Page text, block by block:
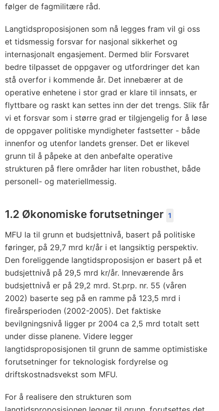
følger de fagmilitære råd.
Langtidsproposisjonen som nå legges fram vil gi oss
et tidsmessig forsvar for nasjonal sikkerhet og
internasjonalt engasjement. Dermed blir Forsvaret
bedre tilpasset de oppgaver og utfordringer det kan
stå overfor i kommende år. Det innebærer at de
operative enhetene i stor grad er klare til innsats, er
flyttbare og raskt kan settes inn der det trengs. Slik får
vi et forsvar som i større grad er tilgjengelig for å løse
de oppgaver politiske myndigheter fastsetter - både
innenfor og utenfor landets grenser. Det er likevel
grunn til å påpeke at den anbefalte operative
strukturen på flere områder har liten robusthet, både
personell- og materiellmessig.
1.2 Økonomiske forutsetninger 1
MFU la til grunn et budsjettnivå, basert på politiske
føringer, på 29,7 mrd kr/år i et langsiktig perspektiv.
Den foreliggende langtidsproposisjon er basert på et
budsjettnivå på 29,5 mrd kr/år. Inneværende års
budsjettnivå er på 29,2 mrd. St.prp. nr. 55 (våren
2002) baserte seg på en ramme på 123,5 mrd i
fireårsperioden (2002-2005). Det faktiske
bevilgningsnivå ligger pr 2004 ca 2,5 mrd totalt sett
under disse planene. Videre legger
langtidsproposisjonen til grunn de samme optimistiske
forutsetninger for teknologisk fordyrelse og
driftskostnadsvekst som MFU.
For å realisere den strukturen som